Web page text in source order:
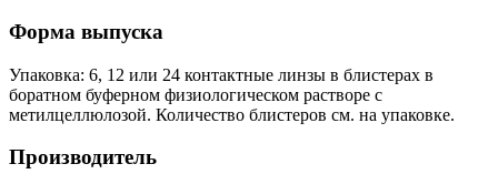
Форма выпуска
Упаковка: 6, 12 или 24 контактные линзы в блистерах в
боратном буферном физиологическом растворе с
метилцеллюлозой. Количество блистеров см. на упаковке.
Производитель